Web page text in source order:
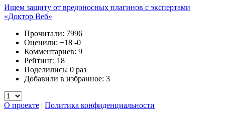
Ищем защиту от вредоносных плагинов с экспертами
«Доктор Веб»
Прочитали: 7996
Оценили: +18 -0
Комментариев: 9
Рейтинг: 18
Поделились: 0 раз
Добавили в избранное: 3
О проекте | Политика конфиденциальности